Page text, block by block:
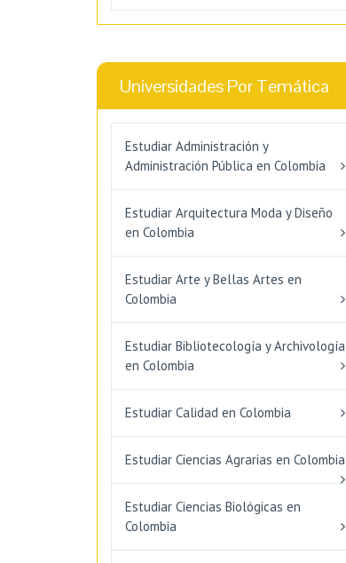
Universidades Por Temática
Estudiar Administración y
Administración Pública en Colombia
Estudiar Arquitectura Moda y Diseño
en Colombia
Estudiar Arte y Bellas Artes en
Colombia
Estudiar Bibliotecología y Archivología
en Colombia
Estudiar Calidad en Colombia
Estudiar Ciencias Agrarias en Colombia
Estudiar Ciencias Biológicas en
Colombia